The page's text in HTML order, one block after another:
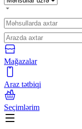
Mağazalar
Araz tətbiqi
Seçimlərim